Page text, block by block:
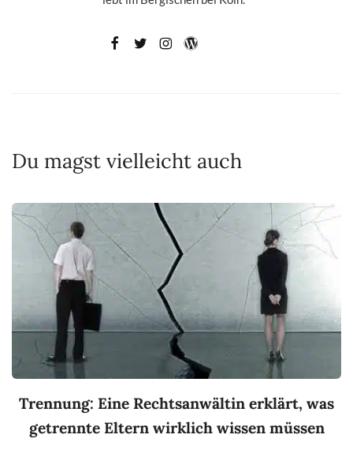
Du magst vielleicht auch
Trennung: Eine Rechtsanwältin erklärt, was
getrennte Eltern wirklich wissen müssen